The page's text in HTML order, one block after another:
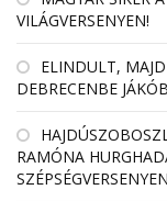
VILÁGVERSENYEN!
ELINDULT,
DEBRECENBE
RAMÓNA
SZÉPSÉGVERSENYEN